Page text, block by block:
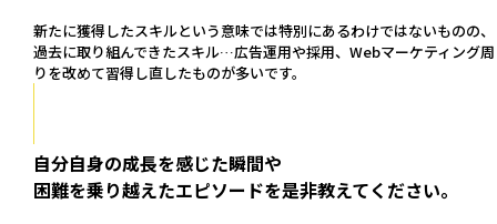
新たに獲得したスキルという意味では特別にあるわけではないものの、
過去に取り組んできたスキル…広告運用や採用、Webマーケティング周
りを改めて習得し直したものが多いです。
自分自身の成長を感じた瞬間や
困難を乗り越えたエピソードを是非教えてください。